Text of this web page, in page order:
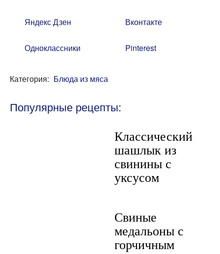
Яндекс Дзен Вконтакте
Одноклассники Pinterest
Категория: Блюда из мяса
Популярные рецепты:
Классический
шашлык из
свинины с
уксусом
Свиные
медальоны с
горчичным